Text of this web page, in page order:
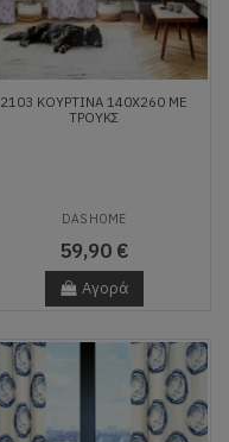
2103 ΚΟΥΡΤΙΝΑ 140Χ260 ΜΕ
ΤΡΟΥΚΣ
DAS HOME
59,90 €
Αγορά